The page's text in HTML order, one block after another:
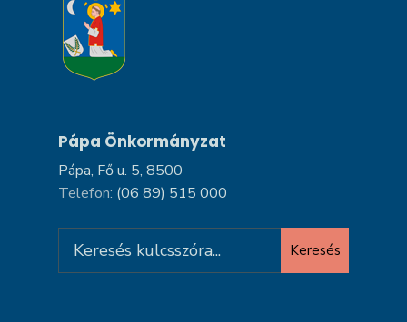
Pápa Önkormányzat
Pápa, Fő u. 5, 8500
Telefon: (06 89) 515 000
for:
Keresés